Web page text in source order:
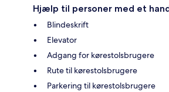
Hjælp til personer med et
Blindeskrift
Elevator
Adgang for kørestolsbrugere
Rute til kørestolsbrugere
Parkering til kørestolsbrugere